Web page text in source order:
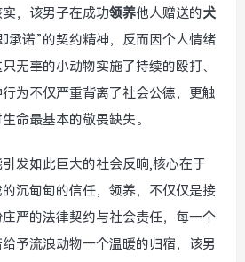
，该男子在成功领养他人赠送的犬
承诺”的契约精神，反而因个人情绪
无辜的小动物实施了持续的殴打、
为不仅严重背离了社会公德，更触
命最基本的敬畏缺失。
发如此巨大的社会反响,核心在于
沉甸甸的信任，领养，不仅仅是接
严的法律契约与社会责任，每一个
予流浪动物一个温暖的归宿，该男